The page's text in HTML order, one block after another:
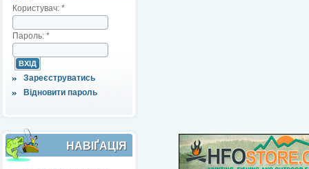
Користувач: *
Пароль: *
Зареєструватись
Відновити пароль
НАВІҐАЦІЯ